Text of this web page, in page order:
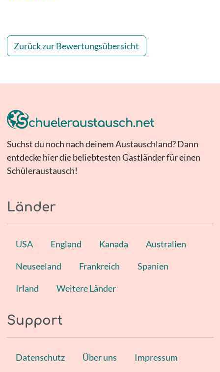
Zurück zur Bewertungsübersicht
Suchst du noch nach deinem Austauschland? Dann
entdecke hier die beliebtesten Gastländer für einen
Schüleraustausch!
Länder
USA England Kanada Australien
Neuseeland Frankreich Spanien
Irland Weitere Länder
Support
Datenschutz Über uns Impressum